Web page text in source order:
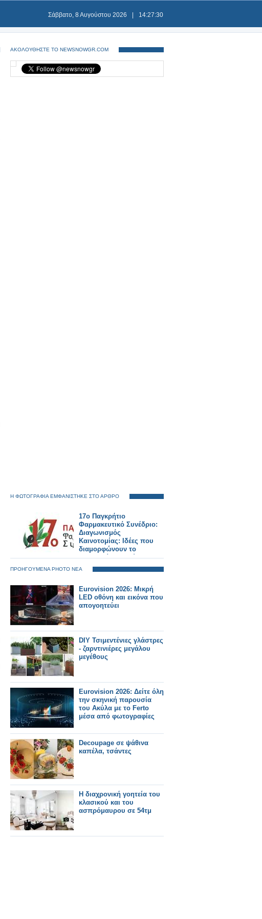
Σάββατο, 8 Αυγούστου 2026 14:27:30
ΑΚΟΛΟΥΘΗΣΤΕ ΤΟ NEWSNOWGR.COM
Η ΦΩΤΟΓΡΑΦΙΑ ΕΜΦΑΝΙΣΤΗΚΕ ΣΤΟ ΑΡΘΡΟ
17ο Παγκρήτιο
Φαρμακευτικό Συνέδριο:
Διαγωνισμός
Καινοτομίας: Ιδέες που
διαμορφώνουν το
φαρμακείο του αύριο
ΠΡΟΗΓΟΥΜΕΝΑ PHOTO ΝΕΑ
Eurovision 2026: Μικρή
LED οθόνη και εικόνα που
απογοητεύει
DIY Τσιμεντένιες γλάστρες
- ζαρντινιέρες μεγάλου
μεγέθους
Eurovision 2026: Δείτε όλη
την σκηνική παρουσία
του Ακύλα με το Ferto
μέσα από φωτογραφίες
Decoupage σε ψάθινα
καπέλα, τσάντες
Η διαχρονική γοητεία του
κλασικού και του
ασπρόμαυρου σε 54τμ